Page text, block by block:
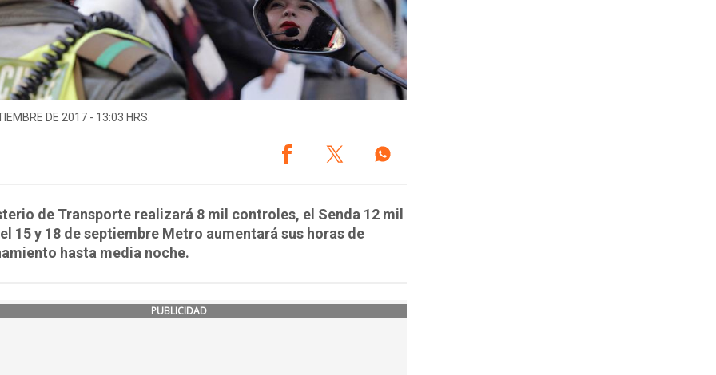
DE 2017 - 13:03 HRS.
de Transporte realizará 8 mil controles, el Senda 12 mil
15 y 18 de septiembre Metro aumentará sus horas de
hasta media noche.
PUBLICIDAD